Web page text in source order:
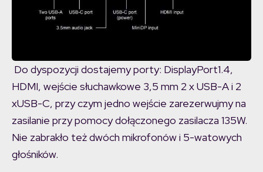
Do dyspozycji dostajemy porty: DisplayPort1.4,
HDMI, wejście słuchawkowe 3,5 mm 2 x USB-A i 2
xUSB-C, przy czym jedno wejście zarezerwujmy na
zasilanie przy pomocy dołączonego zasilacza 135W.
Nie zabrakło też dwóch mikrofonów i 5-watowych
głośników.